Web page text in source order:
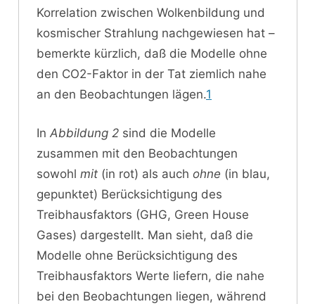
Korrelation zwischen Wolkenbildung und
kosmischer Strahlung nachgewiesen hat –
bemerkte kürzlich, daß die Modelle ohne
den CO2-Faktor in der Tat ziemlich nahe
an den Beobachtungen lägen.1
In Abbildung 2 sind die Modelle
zusammen mit den Beobachtungen
sowohl mit (in rot) als auch ohne (in blau,
gepunktet) Berücksichtigung des
Treibhausfaktors (GHG, Green House
Gases) dargestellt. Man sieht, daß die
Modelle ohne Berücksichtigung des
Treibhausfaktors Werte liefern, die nahe
bei den Beobachtungen liegen, während